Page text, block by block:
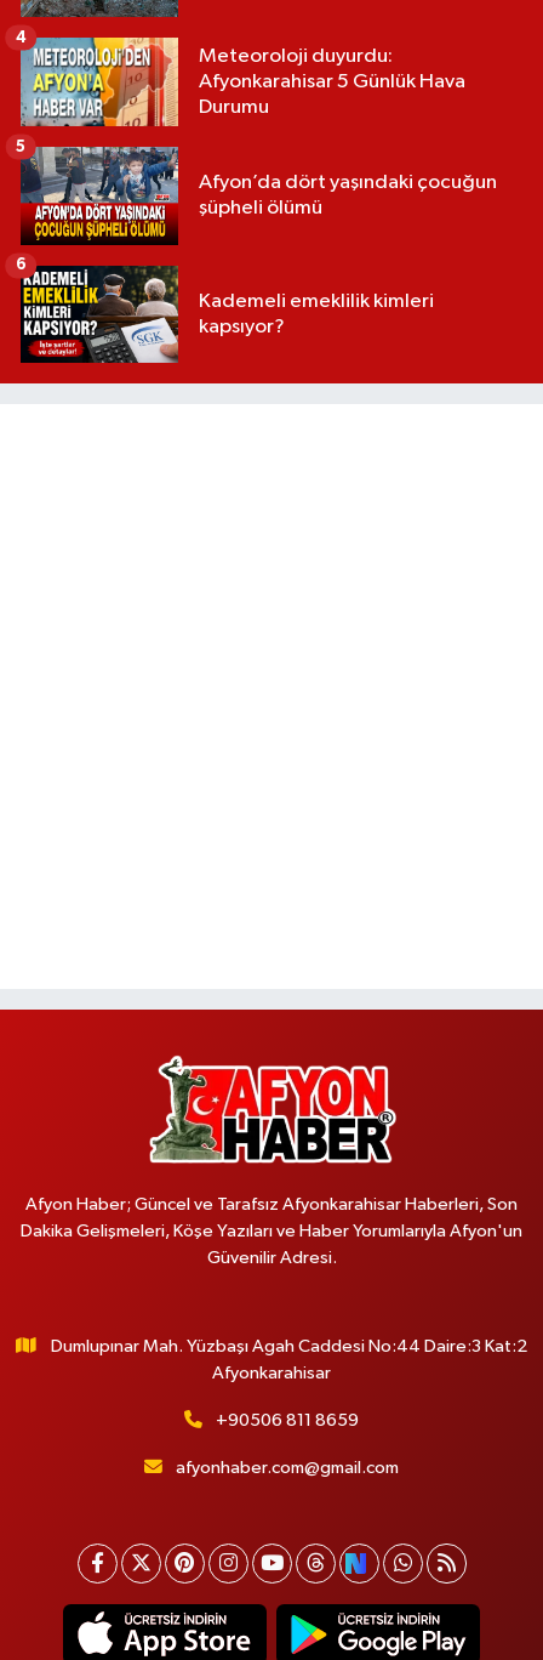
Meteoroloji duyurdu:
Afyonkarahisar 5 Günlük Hava
Durumu
4
Afyon’da dört yaşındaki çocuğun
şüpheli ölümü
5
Kademeli emeklilik kimleri
kapsıyor?
6
Afyon Haber; Güncel ve Tarafsız Afyonkarahisar Haberleri, Son
Dakika Gelişmeleri, Köşe Yazıları ve Haber Yorumlarıyla Afyon'un
Güvenilir Adresi.
Dumlupınar Mah. Yüzbaşı Agah Caddesi No:44 Daire:3 Kat:2
Afyonkarahisar
+90506 811 8659
afyonhaber.com@gmail.com